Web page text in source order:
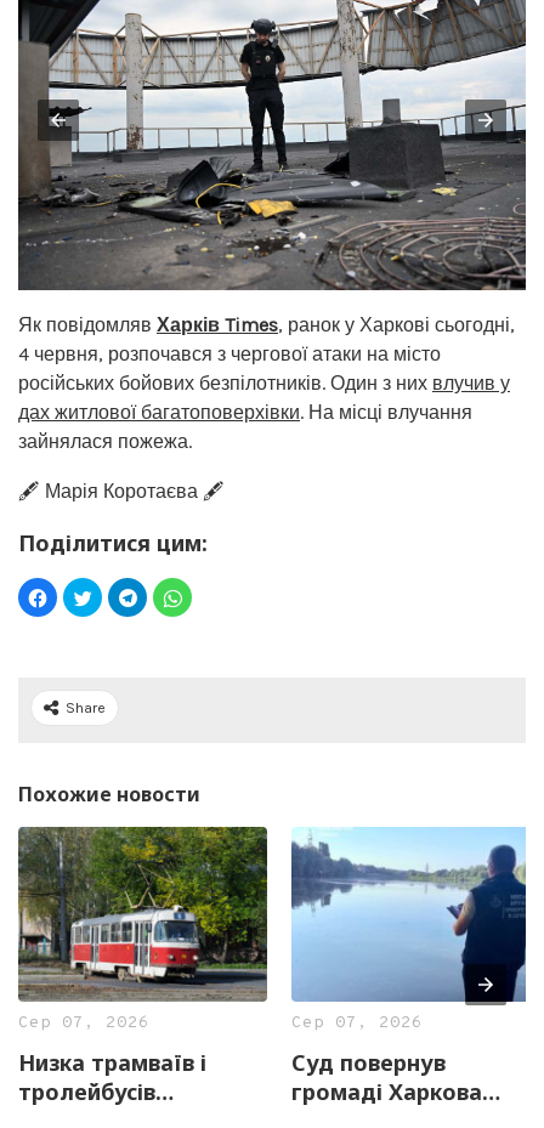
Як повідомляв Харків Times, ранок у Харкові сьогодні,
4 червня, розпочався з чергової атаки на місто
російських бойових безпілотників. Один з них влучив у
дах житлової багатоповерхівки. На місці влучання
зайнялася пожежа.
🖋️ Марія Коротаєва 🖋️
Поділитися цим:
Share
Похожие новости
Сер 07, 2026
Низка трамваїв і
тролейбусів
Сер 07, 2026
Суд повернув
громаді Харкова